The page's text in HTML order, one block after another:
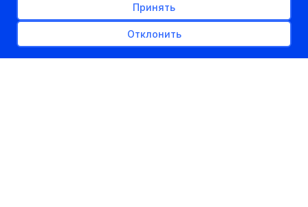
Принять
Отклонить